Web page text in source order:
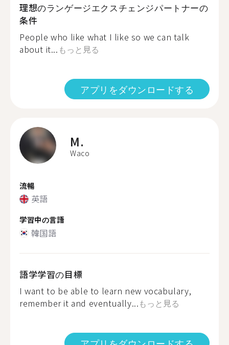
理想のランゲージエクスチェンジパートナーの
条件
People who like what I like so we can talk
about it... もっと見る
アプリをダウンロードする
M.
Waco
流暢
英語
学習中の言語
韓国語
語学学習の目標
I want to be able to learn new vocabulary,
remember it and eventually...もっと見る